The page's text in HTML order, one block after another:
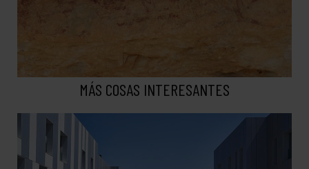
MÁS COSAS INTERESANTES